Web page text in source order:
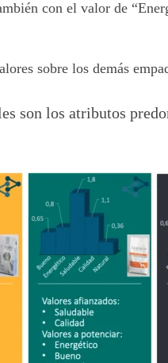
con el valor de
sobre los demás
son los atributos